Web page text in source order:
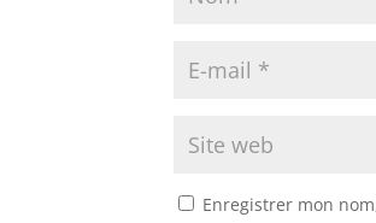
Enregistrer mon